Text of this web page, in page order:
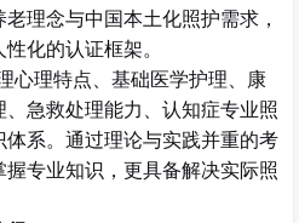
理念与中国本土化照护需求，
化的认证框架。
心理特点、基础医学护理、康
急救处理能力、认知症专业照
系。通过理论与实践并重的考
专业知识，更具备解决实际照